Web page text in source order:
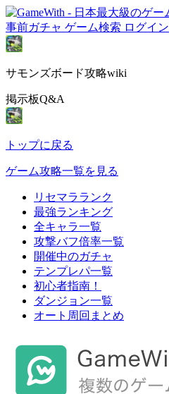
事前ガチャ ゲーム検索 ログイン
サモンズボード攻略wiki
掲示板Q&A
トップに戻る
ゲーム攻略一覧を見る
リセマラランク
最強ランキング
全キャラ一覧
攻撃バフ倍率一覧
開催中のガチャ
テンプレパ一覧
初心者指南！
ダンジョン一覧
オート周回まとめ